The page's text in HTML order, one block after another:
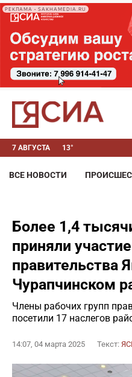
РЕКЛАМА • SAKHAMEDIA.RU
7 АВГУСТА 13°
ВСЕ НОВОСТИ
Более 1,4
приняли
правительства
Чурапчинском
Члены рабочих групп
посетили 17 наслегов
14:07, 04 марта 2025 Текст: